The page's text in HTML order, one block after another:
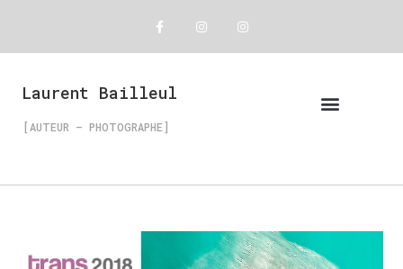
Laurent Bailleul
[AUTEUR – PHOTOGRAPHE]